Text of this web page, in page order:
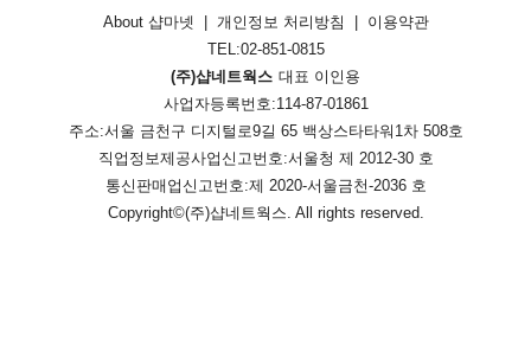
About 샵마넷 개인정보 처리방침
이용약관
TEL:02-851-0815
(주)샵네트웍스 대표 이인용
사업자등록번호:114-87-01861
주소:서울 금천구 디지털로9길 65 백상스타타워1차 508호
직업정보제공사업신고번호:서울청 제 2012-30 호
통신판매업신고번호:제 2020-서울금천-2036 호
Copyright©(주)샵네트웍스. All rights reserved.